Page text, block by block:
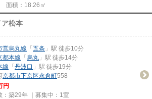
面積：18.26㎡
ア松本
営烏丸線 「 五条 」駅 徒歩10分
都本線 「 烏丸 」駅 徒歩14分
線 「 丹波口 」駅 徒歩19分
京都市下京区永倉町558
円
：築29年 ｜募集中： 1室